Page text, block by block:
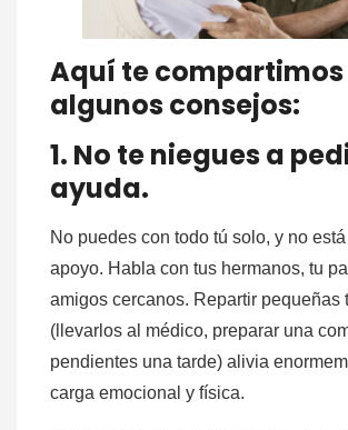
Aquí te compartimos
algunos consejos:
1. No te niegues a
ayuda.
No puedes con todo tú solo, y no
apoyo. Habla con tus hermanos, tu
amigos cercanos. Repartir pequeñas
(llevarlos al médico, preparar una
pendientes una tarde) alivia
carga emocional y física.